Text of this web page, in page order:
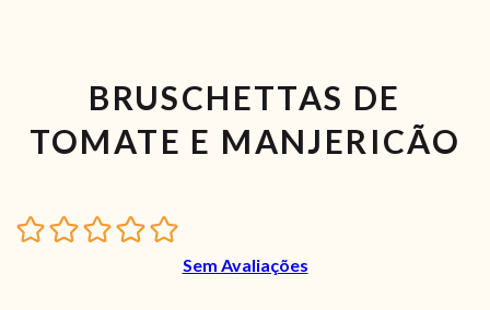
BRUSCHETTAS DE
TOMATE E MANJERICÃO
Sem Avaliações